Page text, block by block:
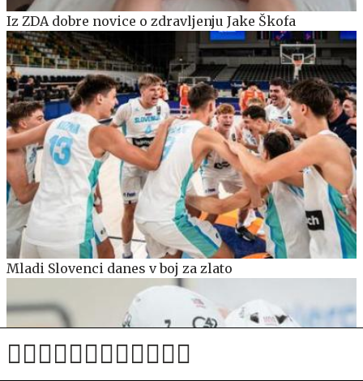
Iz ZDA dobre novice o zdravljenju Jake Škofa
Mladi Slovenci danes v boj za zlato